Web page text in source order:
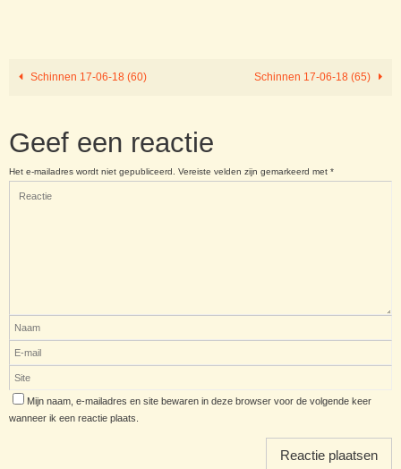
Schinnen 17-06-18 (60) Schinnen 17-06-18 (65)
Geef een reactie
Het e-mailadres wordt niet gepubliceerd. Vereiste velden zijn gemarkeerd met *
Mijn naam, e-mailadres en site bewaren in deze browser voor de volgende keer
wanneer ik een reactie plaats.